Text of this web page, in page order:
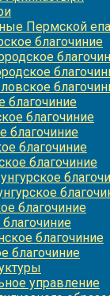
Пермской
благочиние
благочиние
благочиние
благочиние
благочиние
благочиние
благочиние
благочиние
благочиние
управление